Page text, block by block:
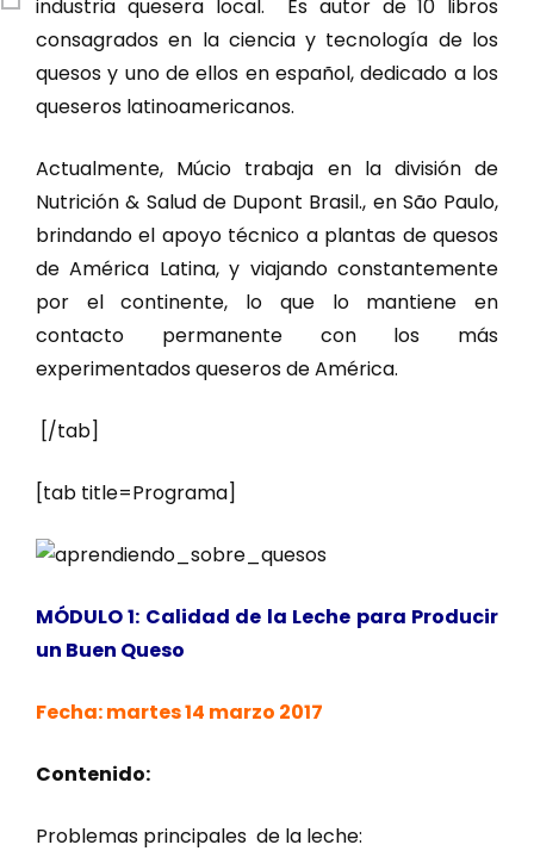
industria quesera local. Es autor de 10 libros
consagrados en la ciencia y tecnología de los
quesos y uno de ellos en español, dedicado a los
queseros latinoamericanos.
Actualmente, Múcio trabaja en la división de
Nutrición & Salud de Dupont Brasil., en São Paulo,
brindando el apoyo técnico a plantas de quesos
de América Latina, y viajando constantemente
por el continente, lo que lo mantiene en
contacto permanente con los más
experimentados queseros de América.
[/tab]
[tab title=Programa]
MÓDULO 1: Calidad de la Leche para Producir
un Buen Queso
Fecha: martes 14 marzo 2017
Contenido:
Problemas principales de la leche: